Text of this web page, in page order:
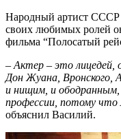
Народный артист СССР
своих любимых ролей
фильма “Полосатый
– Актер – это лицедей,
Дон Жуана, Вронского,
и нищим, и ободранным,
профессии, потому что
объяснил Василий.